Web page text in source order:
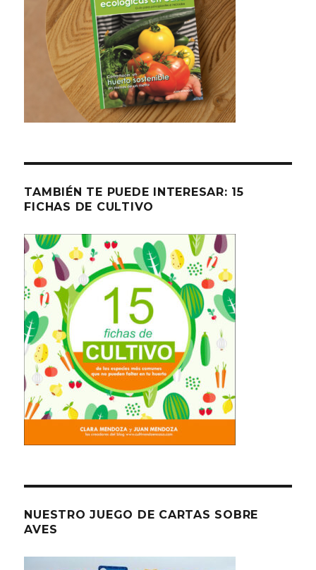
TAMBIÉN TE PUEDE INTERESAR: 15
FICHAS DE CULTIVO
NUESTRO JUEGO DE CARTAS SOBRE
AVES